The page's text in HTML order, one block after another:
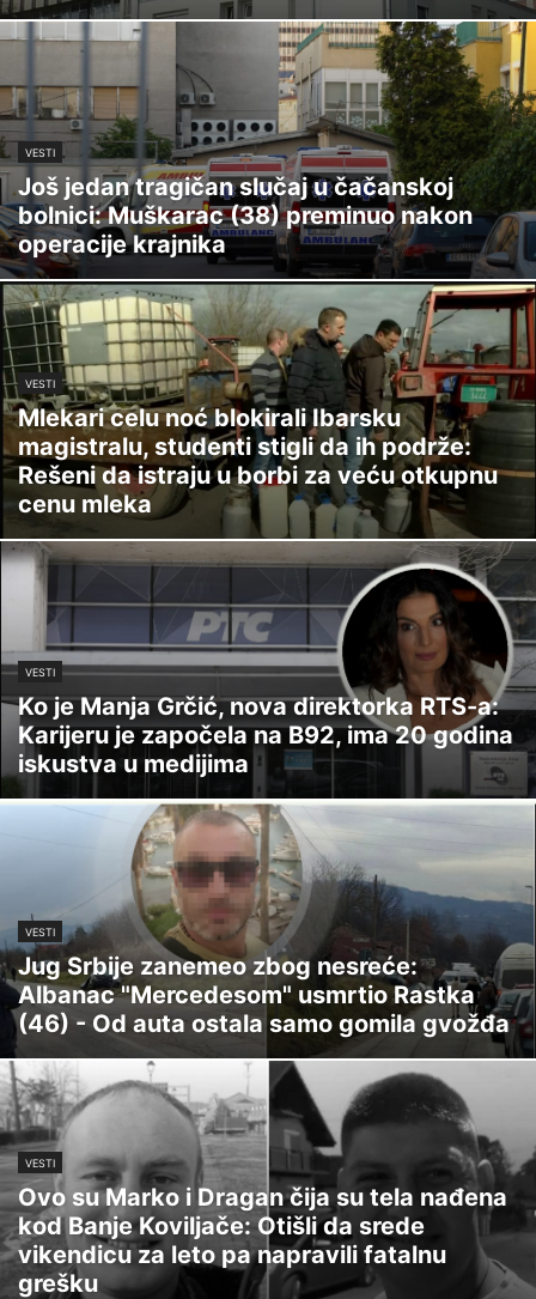
VESTI
Još jedan tragičan slučaj u čačanskoj
bolnici: Muškarac (38) preminuo nakon
operacije krajnika
VESTI
Mlekari celu noć blokirali Ibarsku
magistralu, studenti stigli da ih podrže:
Rešeni da istraju u borbi za veću otkupnu
cenu mleka
VESTI
Ko je Manja Grčić, nova direktorka RTS-a:
Karijeru je započela na B92, ima 20 godina
iskustva u medijima
VESTI
Jug Srbije zanemeo zbog nesreće:
Albanac "Mercedesom" usmrtio Rastka
(46) - Od auta ostala samo gomila gvožđa
VESTI
Ovo su Marko i Dragan čija su tela nađena
kod Banje Koviljače: Otišli da srede
vikendicu za leto pa napravili fatalnu
grešku